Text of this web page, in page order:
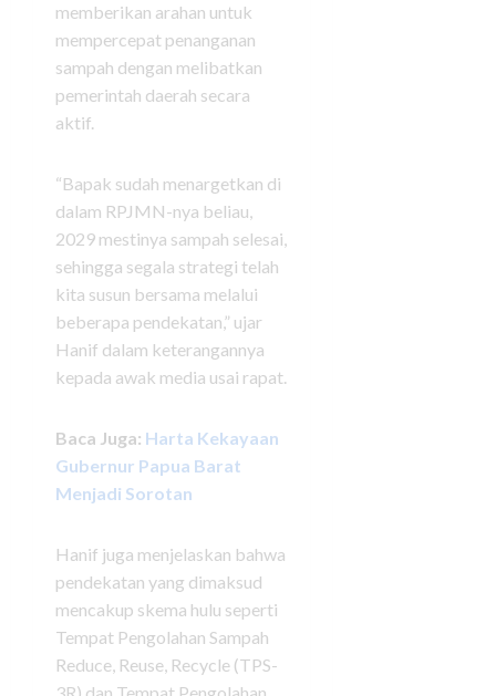
memberikan arahan untuk
mempercepat penanganan
sampah dengan melibatkan
pemerintah daerah secara
aktif.
“Bapak sudah menargetkan di
dalam RPJMN-nya beliau,
2029 mestinya sampah selesai,
sehingga segala strategi telah
kita susun bersama melalui
beberapa pendekatan,” ujar
Hanif dalam keterangannya
kepada awak media usai rapat.
Baca Juga: Harta Kekayaan
Gubernur Papua Barat
Menjadi Sorotan
Hanif juga menjelaskan bahwa
pendekatan yang dimaksud
mencakup skema hulu seperti
Tempat Pengolahan Sampah
Reduce, Reuse, Recycle (TPS-